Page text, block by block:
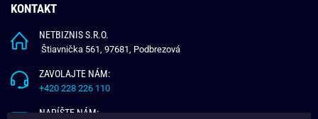
KONTAKT
NETBIZNIS S.R.O.
Štiavnička 561, 97681, Podbrezová
ZAVOLAJTE NÁM:
+420 228 226 110
NAPÍŠTE NÁM: